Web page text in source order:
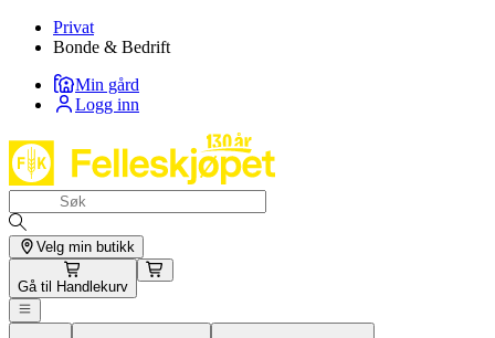
Privat
Bonde & Bedrift
Min gård
Logg inn
Velg min butikk
Gå til Handlekurv